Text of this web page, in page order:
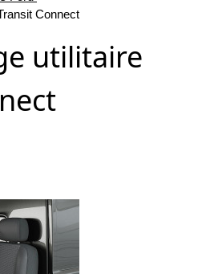
Connect
utilitaire